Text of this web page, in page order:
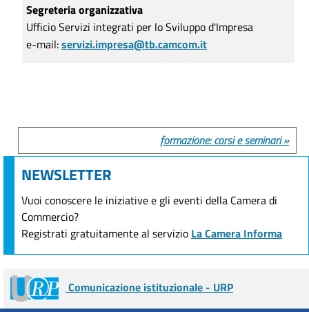
Segreteria organizzativa
Ufficio Servizi integrati per lo Sviluppo d'Impresa
e-mail:servizi.impresa@tb.camcom.it
formazione: corsi e seminari »
NEWSLETTER
Vuoi conoscere le iniziative e gli eventi della Camera di
Commercio?
Registrati gratuitamente al servizio La Camera Informa
Comunicazione istituzionale - URP